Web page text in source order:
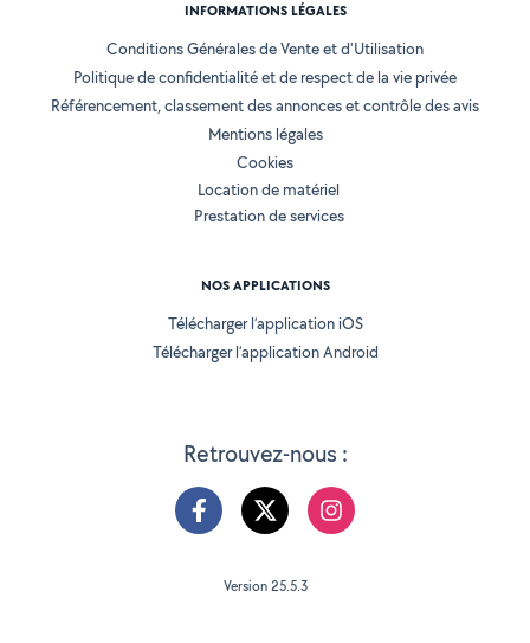
Retrouvez-nous :
INFORMATIONS LÉGALES
Conditions Générales de Vente et d'Utilisation
Politique de confidentialité et de respect de la vie privée
Référencement, classement des annonces et contrôle des avis
Mentions légales
Cookies
Location de matériel
Prestation de services
NOS APPLICATIONS
Télécharger l’application iOS
Télécharger l’application Android
Version 25.5.3